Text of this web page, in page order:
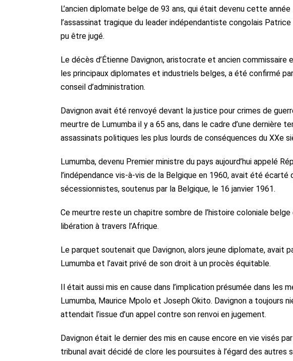
L’ancien diplomate belge de 93 ans, qui était devenu cette
l’assassinat tragique du leader indépendantiste congolais
pu être jugé.
Le décès d’Étienne Davignon, aristocrate et ancien
les principaux diplomates et industriels belges, a été confirmé
conseil d’administration.
Davignon avait été renvoyé devant la justice pour crimes de
meurtre de Lumumba il y a 65 ans, dans le cadre d’une dernière
assassinats politiques les plus lourds de conséquences du XXe
Lumumba, devenu Premier ministre du pays aujourd’hui appelé
l’indépendance vis‑à‑vis de la Belgique en 1960, avait été
sécessionnistes, soutenus par la Belgique, le 16 janvier 1961.
Ce meurtre reste un chapitre sombre de l’histoire coloniale
libération à travers l’Afrique.
Le parquet soutenait que Davignon, alors jeune diplomate,
Lumumba et l’avait privé de son droit à un procès équitable.
Il était aussi mis en cause dans l’implication présumée dans les
Lumumba, Maurice Mpolo et Joseph Okito. Davignon a toujours
attendait l’issue d’un appel contre son renvoi en jugement.
Davignon était le dernier des mis en cause encore en vie visés
tribunal avait décidé de clore les poursuites à l’égard des autres